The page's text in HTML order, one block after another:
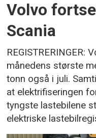
Volvo
Scania
månedens største
tonn også i juli.
at elektrifiseringen
tyngste lastebilene
elektriske